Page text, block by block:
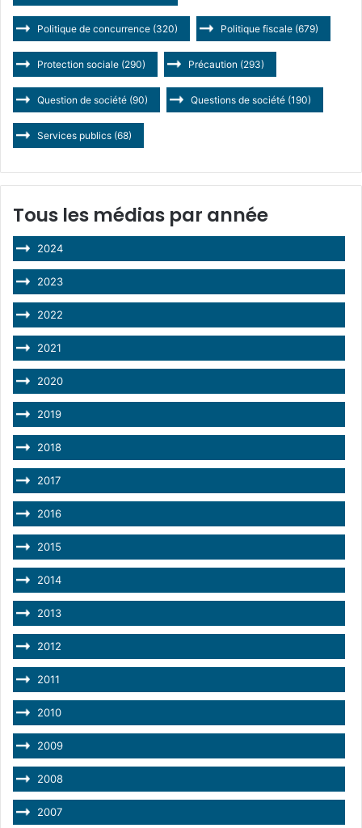
Politique de concurrence (320) Politique fiscale (679)
Protection sociale (290) Précaution (293)
Question de société (90) Questions de société (190)
Services publics (68)
Tous les médias par année
2024
2023
2022
2021
2020
2019
2018
2017
2016
2015
2014
2013
2012
2011
2010
2009
2008
2007